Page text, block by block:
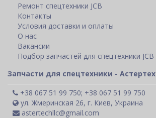
Ремонт спецтехники JCB
Контакты
Условия доставки и оплаты
О нас
Вакансии
Подбор запчастей для спецтехники JCB
Запчасти для спецтехники - Астертех
+38 067 51 99 750; +38 067 51 99 750
ул. Жмеринская 26, г. Киев, Украина
astertechllc@gmail.com